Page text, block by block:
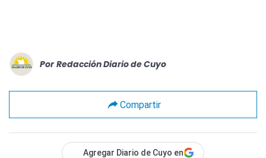
Por Redacción Diario de Cuyo
Compartir
Agregar Diario de Cuyo en